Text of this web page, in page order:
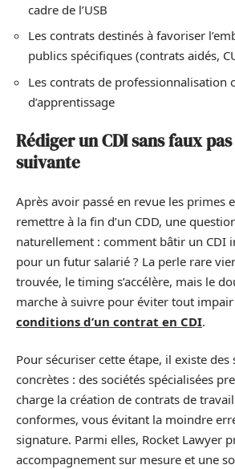
cadre de l’USB
Les contrats destinés à favoriser
publics spécifiques (contrats aidés,
Les contrats de professionnalisation
d’apprentissage
Rédiger un CDI sans faux pas
suivante
Après avoir passé en revue les primes
remettre à la fin d’un CDD, une
naturellement : comment bâtir un CDI
pour un futur salarié ? La perle rare
trouvée, le timing s’accélère, mais le
marche à suivre pour éviter tout
conditions d’un contrat en CDI.
Pour sécuriser cette étape, il existe des
concrètes : des sociétés spécialisées
charge la création de contrats de
conformes, vous évitant la moindre
signature. Parmi elles, Rocket Lawyer
accompagnement sur mesure et une